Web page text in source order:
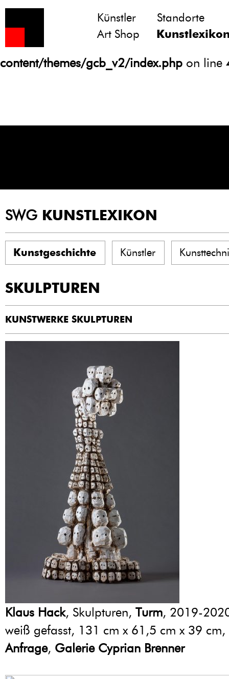
Notice
: Undefined variable: atts in
/homepages/21/d13550920/htdocs/
content/themes/gcb_v2/index.php on line
Künstler
Standorte
Art Shop
SWG KUNSTLEXIKON
Kunstgeschichte Künstler
SKULPTUREN
KUNSTWERKE SKULPTUREN
Klaus Hack, Skulpturen, Turm, 2019-
weiß gefasst, 131 cm x 61,5 cm x 39 cm,
Anfrage, Galerie Cyprian Brenner